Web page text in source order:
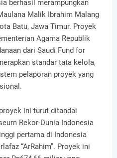
berhasil merampungkan
Malik Ibrahim Malang
Batu, Jawa Timur. Proyek
Agama Republik
dari Saudi Fund for
standar tata kelola,
pelaporan proyek yang
ini turut ditandai
Rekor-Dunia Indonesia
pertama di Indonesia
“ArRahim”. Proyek ini